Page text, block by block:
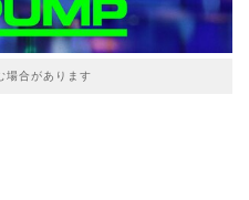
場合があります